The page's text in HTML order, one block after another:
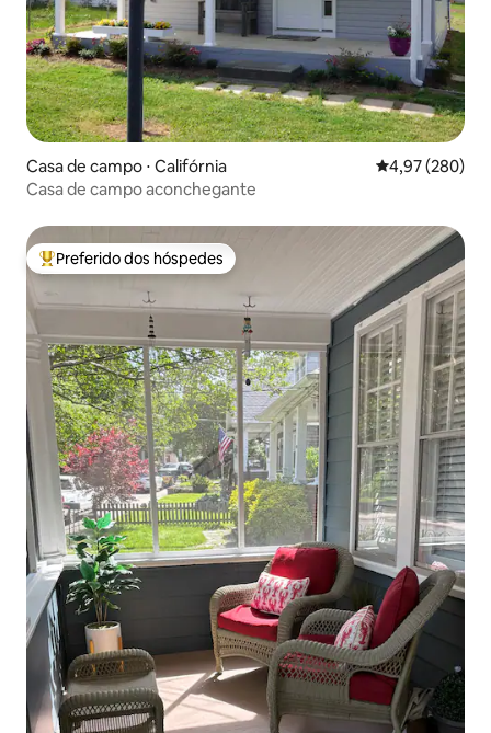
Casa de campo ⋅ Califórnia 4,97 de uma
4,97 (280)
Casa de campo aconchegante
Entre os melhores preferidos dos hóspedes
Preferido dos hóspedes